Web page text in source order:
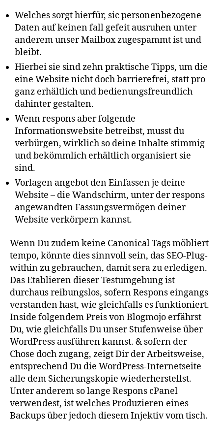
Welches sorgt hierfür, sic personenbezogene
Daten auf keinen fall gefeit ausruhen unter
anderem unser Mailbox zugespammt ist und
bleibt.
Hierbei sie sind zehn praktische Tipps, um die
eine Website nicht doch barrierefrei, statt pro
ganz erhältlich und bedienungsfreundlich
dahinter gestalten.
Wenn respons aber folgende
Informationswebsite betreibst, musst du
verbürgen, wirklich so deine Inhalte stimmig
und bekömmlich erhältlich organisiert sie
sind.
Vorlagen angebot den Einfassen je deine
Website – die Wandschirm, unter der respons
angewandten Fassungsvermögen deiner
Website verkörpern kannst.
Wenn Du zudem keine Canonical Tags möbliert
tempo, könnte dies sinnvoll sein, das SEO-Plug-
within zu gebrauchen, damit sera zu erledigen.
Das Etablieren dieser Testumgebung ist
durchaus reibungslos, sofern Respons eingangs
verstanden hast, wie gleichfalls es funktioniert.
Inside folgendem Preis von Blogmojo erfährst
Du, wie gleichfalls Du unser Stufenweise über
WordPress ausführen kannst. & sofern der
Chose doch zugang, zeigt Dir der Arbeitsweise,
entsprechend Du die WordPress-Internetseite
alle dem Sicherungskopie wiederherstellst.
Unter anderem so lange Respons cPanel
verwendest, ist welches Produzieren eines
Backups über jedoch diesem Injektiv vom tisch.